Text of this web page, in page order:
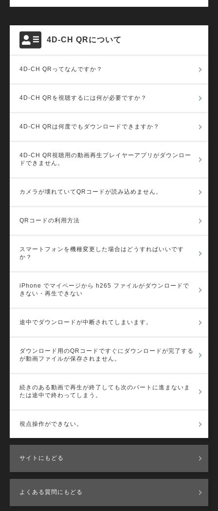
4D-CH QRについて
4D-CH QRってなんですか？
4D-CH QRを視聴するには何が必要ですか？
4D-CH QRは何度でもダウンロードできますか？
4D-CH QR視聴用の動画再生プレイヤーアプリがダウンロー
ドできません。
カメラが壊れていてQRコードが読み込めません。
QRコードの利用方法
スマートフォンを機種変更した場合はどうすればいいです
か？
iPhone でマイページから h265 ファイルがダウンロードで
きない・再生できない
途中でダウンロードが中断されてしまいます。
ダウンロード用のQRコードですぐにダウンロードが完了する
が動画ファイルが保存されません。
続きのある動画で再生が終了しても次のパートに進まないま
たは途中で終わってしまう。
視点操作ができない。
サイトにもどる
よくある質問にもどる